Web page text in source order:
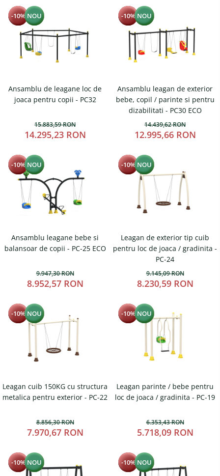
Fileu volei / tenis
Mese de Ping Pong
Porti fotbal / handball
Reni de craciun pentru exterior
Foisoare
Mese picnic
Panouri PUBLICITARE
Ghivece din beton
Stalpi camere video
pentru trotuar
Cismea stradala / gradina
Tomberoane si Pubele de
Gunoi
Mobilier urban
-10% NOU
Ansamblu de leagane loc de
joaca pentru copii - PC32
15.883,59 RON
14.295,23 RON
-10% NOU
Ansamblu leagan de exterior
bebe, copil / parinte si pentru
dizabilitati - PC30 ECO
14.439,62 RON
12.995,66 RON
-10% NOU
Ansamblu leagane bebe si
balansoar de copii - PC-25 ECO
9.947,30 RON
8.952,57 RON
-10% NOU
Leagan de exterior tip cuib
pentru loc de joaca / gradinita -
PC-24
9.145,09 RON
8.230,59 RON
-10% NOU
Leagan cuib 150KG cu structura
metalica pentru exterior - PC-22
8.856,30 RON
7.970,67 RON
-10% NOU
Leagan parinte / bebe pentru
loc de joaca / gradinita - PC-19
6.353,43 RON
5.718,09 RON
-10% NOU -10% NOU